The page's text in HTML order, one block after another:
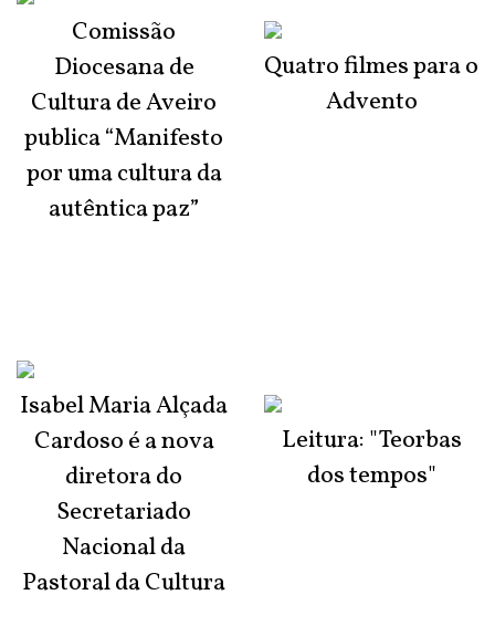
Comissão
Diocesana de
Cultura de Aveiro
publica “Manifesto
por uma cultura da
autêntica paz”
Isabel Maria Alçada
Cardoso é a nova
diretora do
Secretariado
Nacional da
Pastoral da Cultura
Quatro filmes para o
Advento
Leitura: "Teorbas
dos tempos"